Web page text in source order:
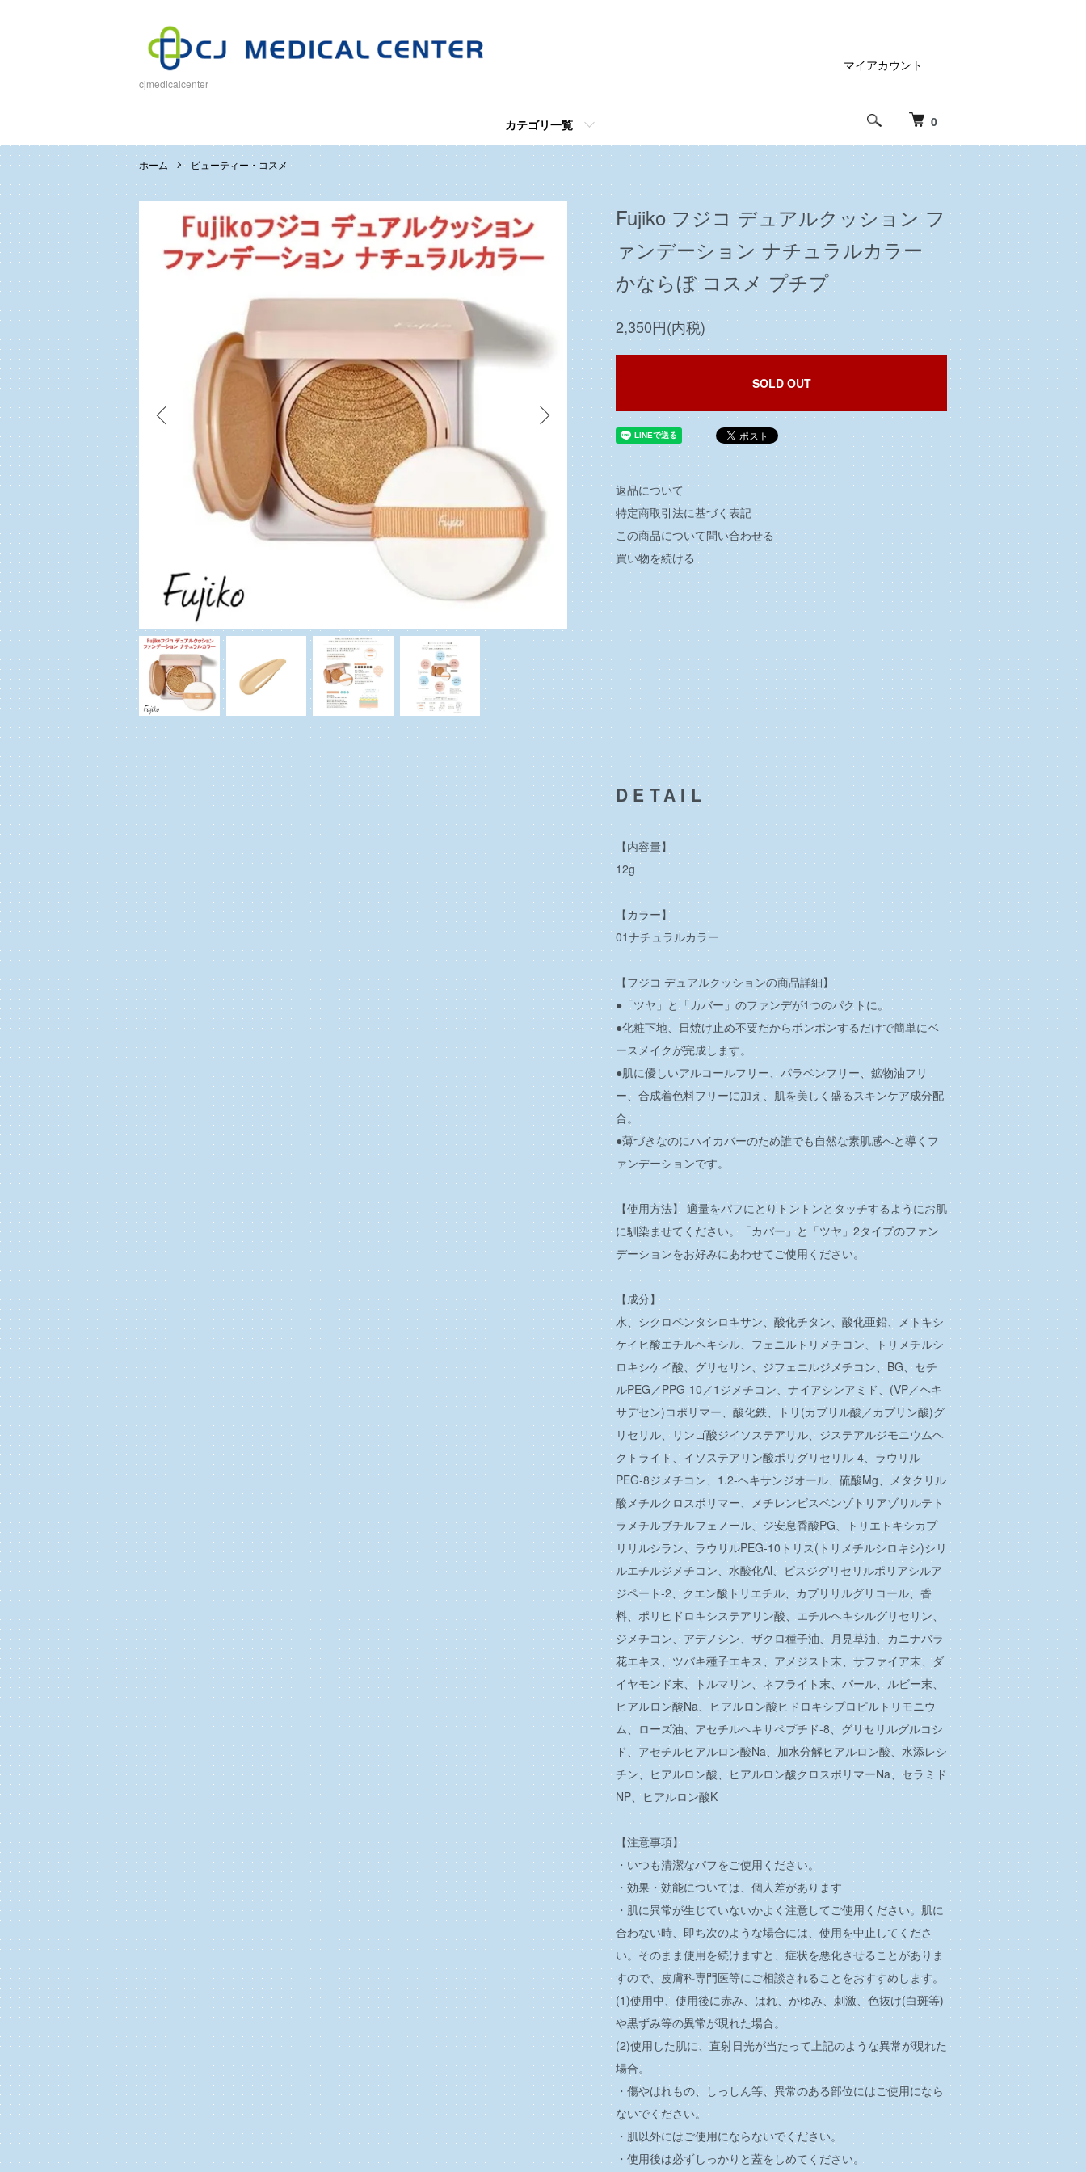
cjmedicalcenter
0
カテゴリ一覧
マイアカウント
ホーム ビューティー・コスメ
Fujiko フジコ デュアルクッション フ
ァンデーション ナチュラルカラー
かならぼ コスメ プチプ
2,350円(内税)
SOLD OUT
返品について
特定商取引法に基づく表記
この商品について問い合わせる
買い物を続ける
DETAIL
【内容量】
12g
【カラー】
01ナチュラルカラー
【フジコ デュアルクッションの商品詳細】
●「ツヤ」と「カバー」のファンデが1つのパクトに。
●化粧下地、日焼け止め不要だからポンポンするだけで簡単にベ
ースメイクが完成します。
●肌に優しいアルコールフリー、パラベンフリー、鉱物油フリ
ー、合成着色料フリーに加え、肌を美しく盛るスキンケア成分配
合。
●薄づきなのにハイカバーのため誰でも自然な素肌感へと導くフ
ァンデーションです。
【使用方法】 適量をパフにとりトントンとタッチするようにお肌
に馴染ませてください。「カバー」と「ツヤ」2タイプのファン
デーションをお好みにあわせてご使用ください。
【成分】
水、シクロペンタシロキサン、酸化チタン、酸化亜鉛、メトキシ
ケイヒ酸エチルヘキシル、フェニルトリメチコン、トリメチルシ
ロキシケイ酸、グリセリン、ジフェニルジメチコン、BG、セチ
ルPEG／PPG-10／1ジメチコン、ナイアシンアミド、(VP／ヘキ
サデセン)コポリマー、酸化鉄、トリ(カプリル酸／カプリン酸)グ
リセリル、リンゴ酸ジイソステアリル、ジステアルジモニウムヘ
クトライト、イソステアリン酸ポリグリセリル-4、ラウリル
PEG-8ジメチコン、1.2-ヘキサンジオール、硫酸Mg、メタクリル
酸メチルクロスポリマー、メチレンビスベンゾトリアゾリルテト
ラメチルブチルフェノール、ジ安息香酸PG、トリエトキシカプ
リリルシラン、ラウリルPEG-10トリス(トリメチルシロキシ)シリ
ルエチルジメチコン、水酸化Al、ビスジグリセリルポリアシルア
ジペート-2、クエン酸トリエチル、カプリリルグリコール、香
料、ポリヒドロキシステアリン酸、エチルヘキシルグリセリン、
ジメチコン、アデノシン、ザクロ種子油、月見草油、カニナバラ
花エキス、ツバキ種子エキス、アメジスト末、サファイア末、ダ
イヤモンド末、トルマリン、ネフライト末、パール、ルビー末、
ヒアルロン酸Na、ヒアルロン酸ヒドロキシプロピルトリモニウ
ム、ローズ油、アセチルヘキサペプチド-8、グリセリルグルコシ
ド、アセチルヒアルロン酸Na、加水分解ヒアルロン酸、水添レシ
チン、ヒアルロン酸、ヒアルロン酸クロスポリマーNa、セラミド
NP、ヒアルロン酸K
【注意事項】
・いつも清潔なパフをご使用ください。
・効果・効能については、個人差があります
・肌に異常が生じていないかよく注意してご使用ください。肌に
合わない時、即ち次のような場合には、使用を中止してくださ
い。そのまま使用を続けますと、症状を悪化させることがありま
すので、皮膚科専門医等にご相談されることをおすすめします。
(1)使用中、使用後に赤み、はれ、かゆみ、刺激、色抜け(白斑等)
や黒ずみ等の異常が現れた場合。
(2)使用した肌に、直射日光が当たって上記のような異常が現れた
場合。
・傷やはれもの、しっしん等、異常のある部位にはご使用になら
ないでください。
・肌以外にはご使用にならないでください。
・使用後は必ずしっかりと蓋をしめてください。